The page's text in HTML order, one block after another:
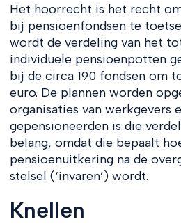
Het hoorrecht is het recht
bij pensioenfondsen te
wordt de verdeling van het
individuele pensioenpotten
bij de circa 190 fondsen om
euro. De plannen worden
organisaties van werkgevers
gepensioneerden is die
belang, omdat die bepaalt
pensioenuitkering na de
stelsel (‘invaren’) wordt.
Knellen